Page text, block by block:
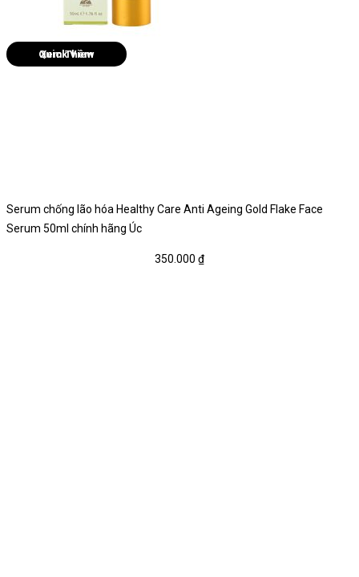
Quick View
Serum chống lão hóa Healthy Care Anti Ageing Gold Flake Face
Serum 50ml chính hãng Úc
350.000 ₫